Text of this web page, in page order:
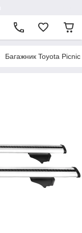
Багажник Toyota